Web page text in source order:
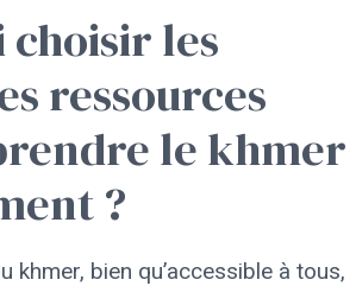
choisir les
ressources
le khmer
?
khmer, bien qu’accessible à tous,